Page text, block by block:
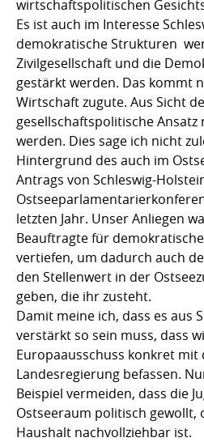
wirtschaftspolitischen
Es ist auch im Interesse
demokratische Strukturen 
Zivilgesellschaft und die
gestärkt werden. Das kommt
Wirtschaft zugute. Aus Sicht
gesellschaftspolitische
werden. Dies sage ich nicht
Hintergrund des auch im
Antrags von Schleswig-
letzten Jahr. Unser Anliegen
Beauftragte für
vertiefen, um dadurch auch
den Stellenwert in der
geben, die ihr zusteht.
Damit meine ich, dass es aus
verstärkt so sein muss, dass
Europaausschuss konkret
Landesregierung befassen.
Beispiel vermeiden, dass die
Ostseeraum politisch gewollt,
Haushalt nachvollziehbar ist.